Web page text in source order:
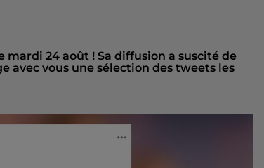
mardi 24 août ! Sa diffusion a suscité de
avec vous une sélection des tweets les